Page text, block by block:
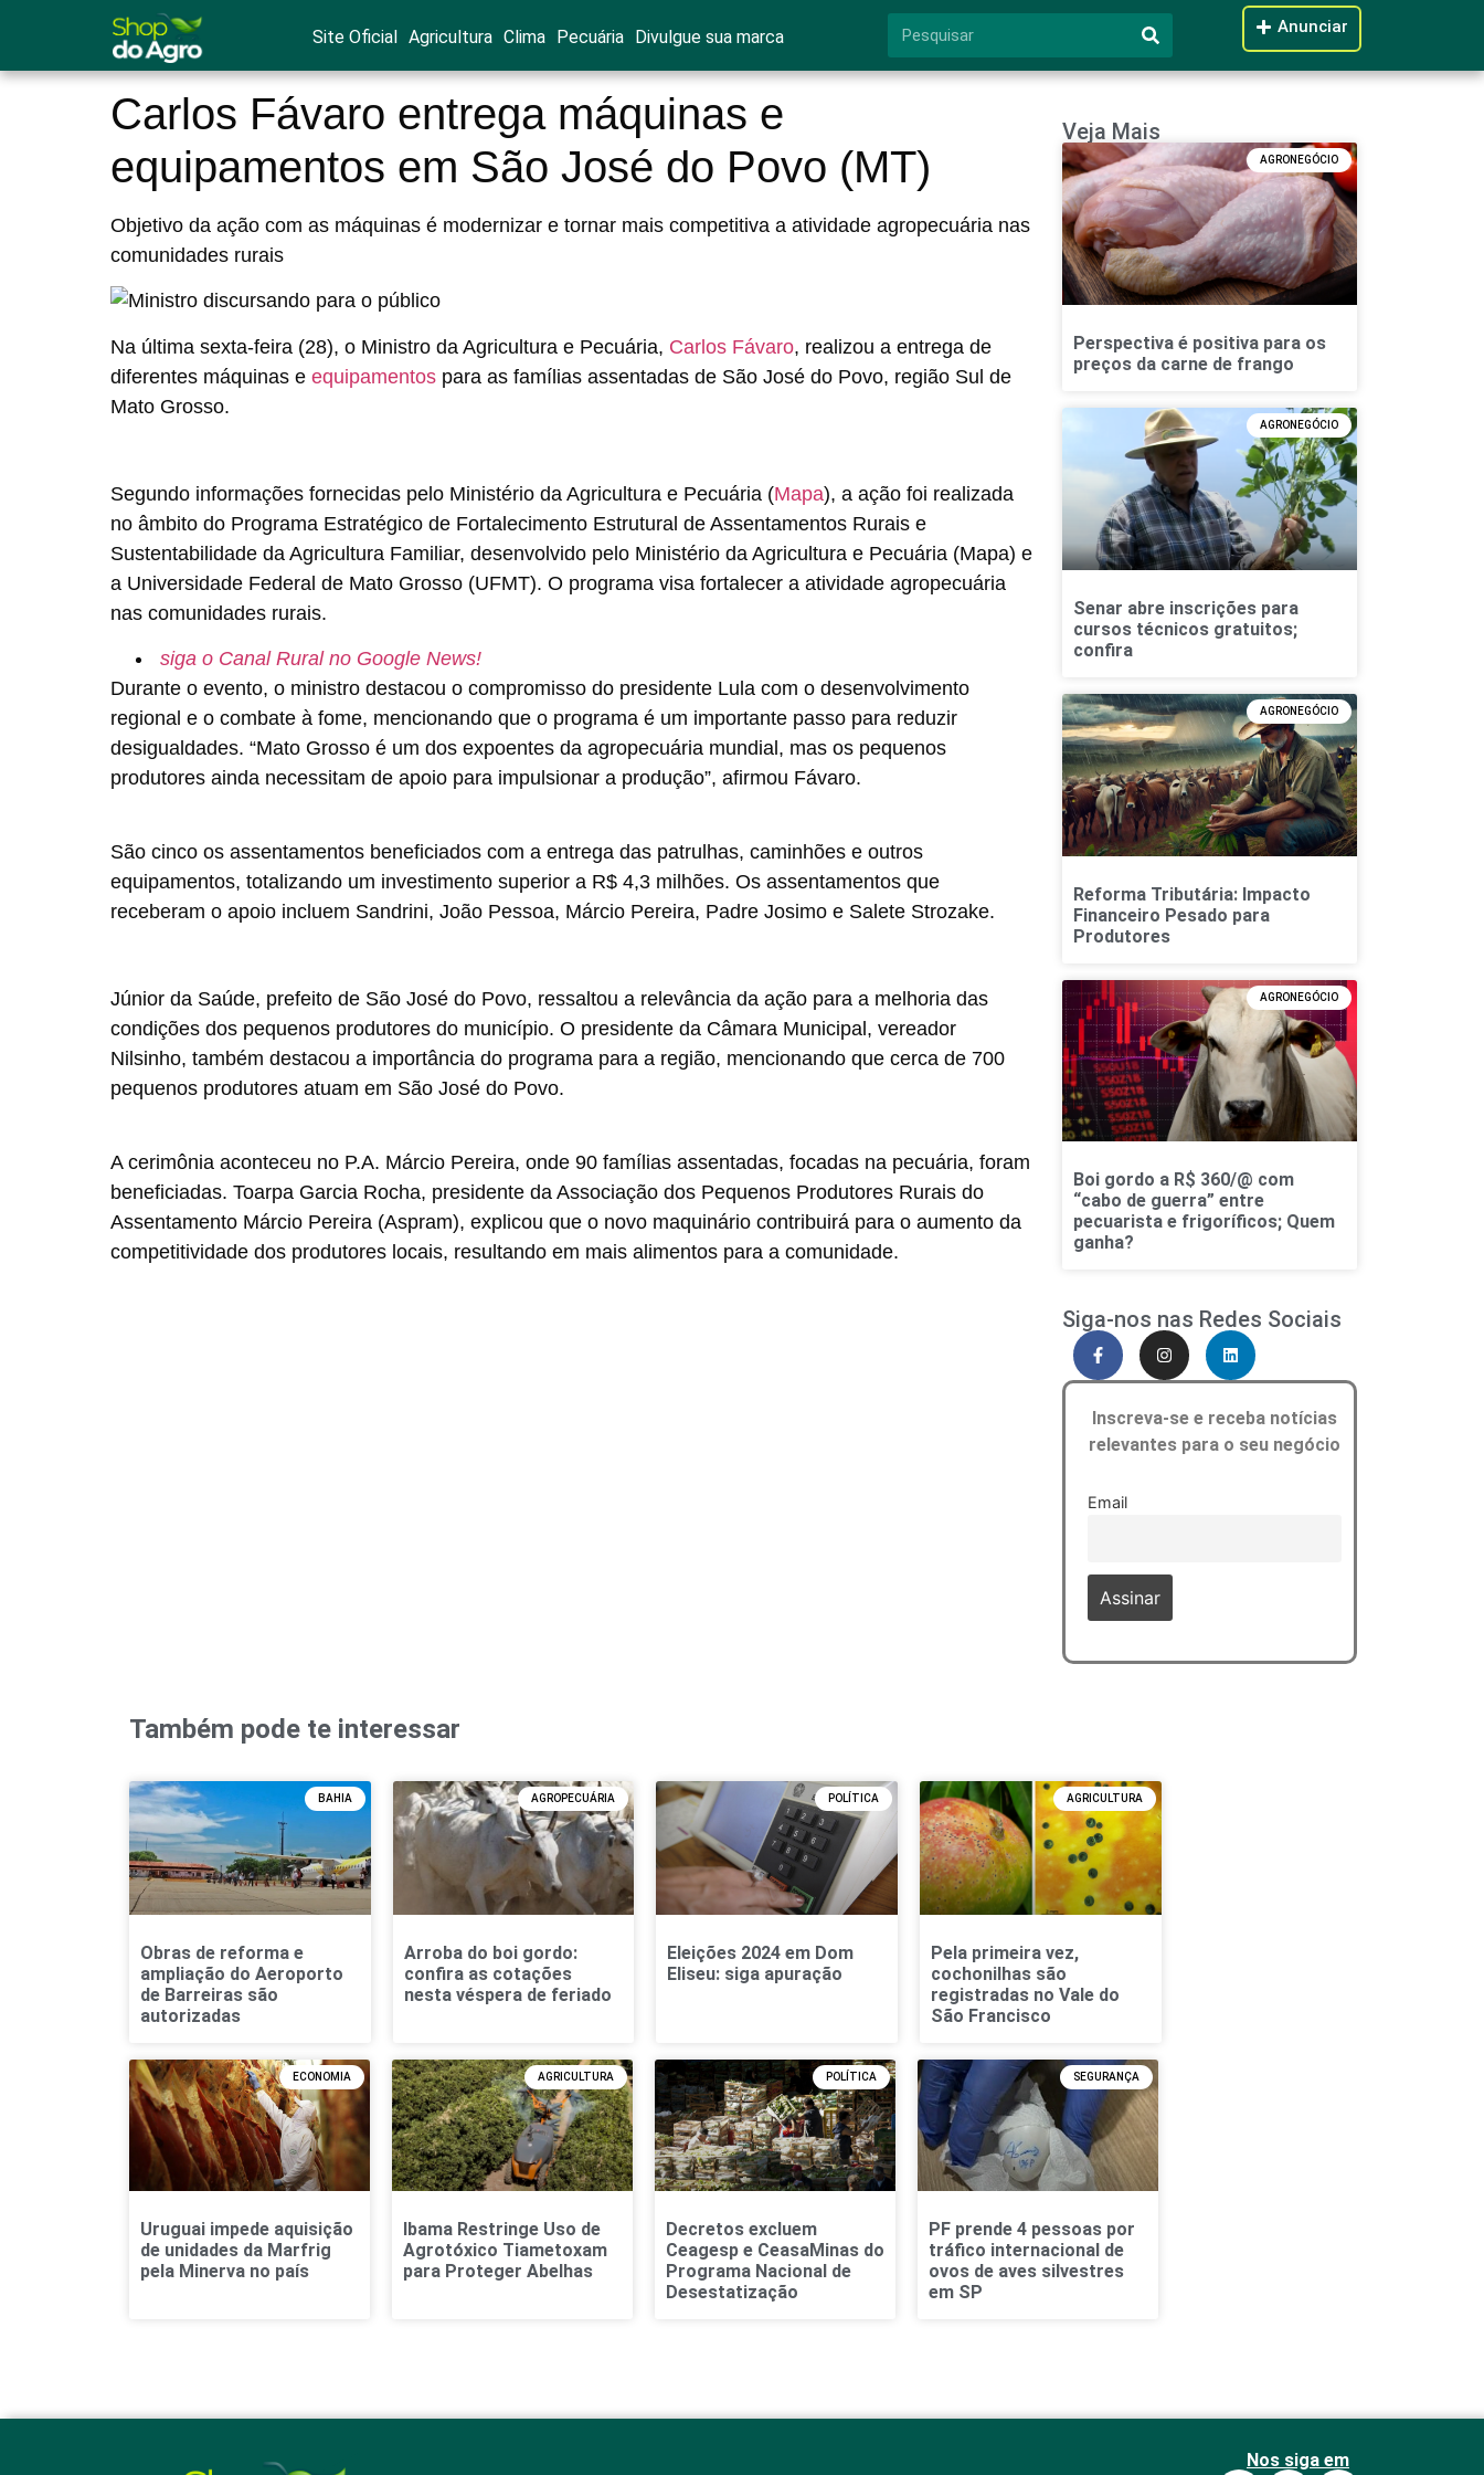
Site Oficial Agricultura Clima Pecuária Divulgue sua marca Anunciar
Carlos Fávaro entrega máquinas e
equipamentos em São José do Povo (MT)
Objetivo da ação com as máquinas é modernizar e tornar mais competitiva a atividade agropecuária nas
comunidades rurais
Na última sexta-feira (28), o Ministro da Agricultura e Pecuária, Carlos Fávaro, realizou a entrega de
diferentes máquinas e equipamentos para as famílias assentadas de São José do Povo, região Sul de
Mato Grosso.
Segundo informações fornecidas pelo Ministério da Agricultura e Pecuária (Mapa), a ação foi realizada
no âmbito do Programa Estratégico de Fortalecimento Estrutural de Assentamentos Rurais e
Sustentabilidade da Agricultura Familiar, desenvolvido pelo Ministério da Agricultura e Pecuária (Mapa) e
a Universidade Federal de Mato Grosso (UFMT). O programa visa fortalecer a atividade agropecuária
nas comunidades rurais.
siga o Canal Rural no Google News!
Durante o evento, o ministro destacou o compromisso do presidente Lula com o desenvolvimento
regional e o combate à fome, mencionando que o programa é um importante passo para reduzir
desigualdades. “Mato Grosso é um dos expoentes da agropecuária mundial, mas os pequenos
produtores ainda necessitam de apoio para impulsionar a produção”, afirmou Fávaro.
São cinco os assentamentos beneficiados com a entrega das patrulhas, caminhões e outros
equipamentos, totalizando um investimento superior a R$ 4,3 milhões. Os assentamentos que
receberam o apoio incluem Sandrini, João Pessoa, Márcio Pereira, Padre Josimo e Salete Strozake.
Júnior da Saúde, prefeito de São José do Povo, ressaltou a relevância da ação para a melhoria das
condições dos pequenos produtores do município. O presidente da Câmara Municipal, vereador
Nilsinho, também destacou a importância do programa para a região, mencionando que cerca de 700
pequenos produtores atuam em São José do Povo.
A cerimônia aconteceu no P.A. Márcio Pereira, onde 90 famílias assentadas, focadas na pecuária, foram
beneficiadas. Toarpa Garcia Rocha, presidente da Associação dos Pequenos Produtores Rurais do
Assentamento Márcio Pereira (Aspram), explicou que o novo maquinário contribuirá para o aumento da
competitividade dos produtores locais, resultando em mais alimentos para a comunidade.
Veja Mais
AGRONEGÓCIO
Perspectiva é positiva para os
preços da carne de frango
AGRONEGÓCIO
Senar abre inscrições para
cursos técnicos gratuitos;
confira
AGRONEGÓCIO
Reforma Tributária: Impacto
Financeiro Pesado para
Produtores
AGRONEGÓCIO
Boi gordo a R$ 360/@ com
“cabo de guerra” entre
pecuarista e frigoríficos; Quem
ganha?
Siga-nos nas Redes Sociais
Inscreva-se e receba notícias
relevantes para o seu negócio
Email
Também pode te interessar
BAHIA
Obras de reforma e
ampliação do Aeroporto
de Barreiras são
autorizadas
AGROPECUÁRIA
Arroba do boi gordo:
confira as cotações
nesta véspera de feriado
POLÍTICA
Eleições 2024 em Dom
Eliseu: siga apuração
AGRICULTURA
Pela primeira vez,
cochonilhas são
registradas no Vale do
São Francisco
ECONOMIA
Uruguai impede aquisição
de unidades da Marfrig
pela Minerva no país
AGRICULTURA
Ibama Restringe Uso de
Agrotóxico Tiametoxam
para Proteger Abelhas
POLÍTICA
Decretos excluem
Ceagesp e CeasaMinas do
Programa Nacional de
Desestatização
SEGURANÇA
PF prende 4 pessoas por
tráfico internacional de
ovos de aves silvestres
em SP
Nos siga em